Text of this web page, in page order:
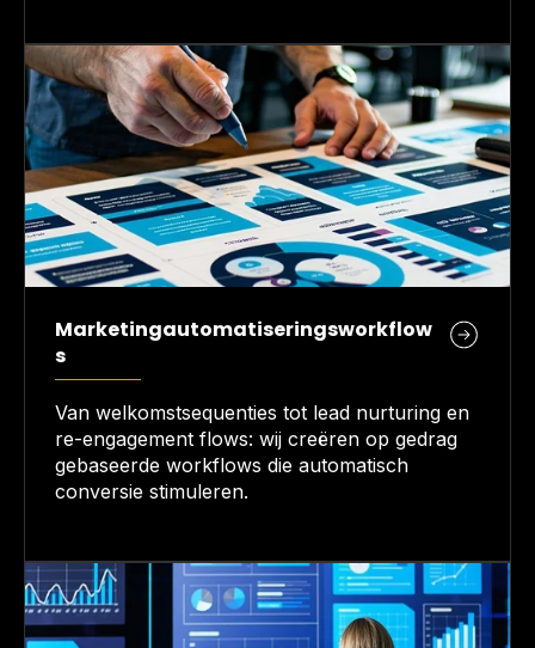
Marketingautomatiseringsworkflow
s
Van welkomstsequenties tot lead nurturing en
re-engagement flows: wij creëren op gedrag
gebaseerde workflows die automatisch
conversie stimuleren.